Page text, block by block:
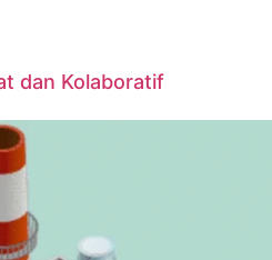
dan Kolaboratif